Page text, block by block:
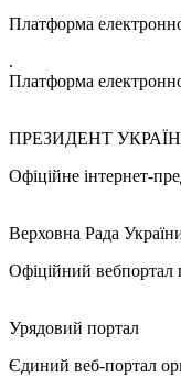
Платформа
.
Платформа
ПРЕЗИДЕНТ
Офіційне інтернет-
Верховна Рада
Офіційний вебпортал
Урядовий портал
Єдиний веб-портал